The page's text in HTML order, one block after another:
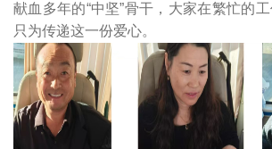
献血多年的“中坚”骨干，大家在繁忙的
只为传递这一份爱心。